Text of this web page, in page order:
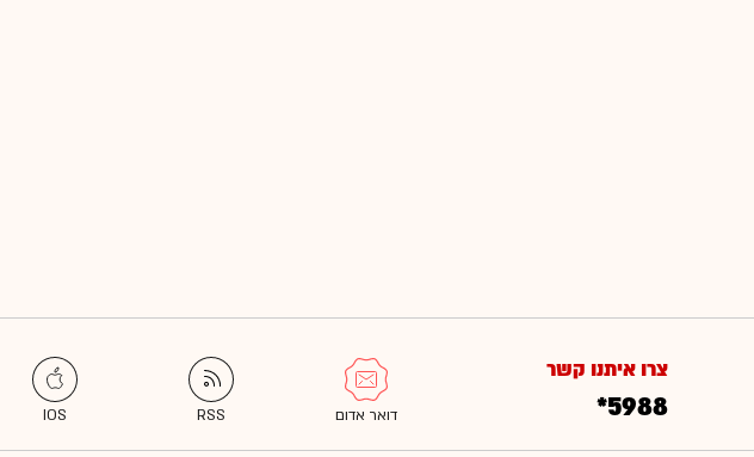
צרו איתנו קשר
*5988